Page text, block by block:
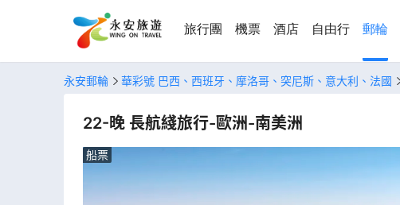
旅行團 機票 酒店 自由行 郵輪
永安郵輪 華彩號 巴西、西班牙、摩洛哥、突尼斯、意大利、法國
22-晚 長航綫旅行-歐洲-南美洲
船票